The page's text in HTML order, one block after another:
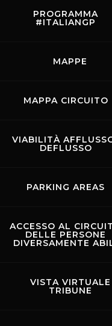
PROGRAMMA
#ITALIANGP
MAPPE
MAPPA CIRCUITO
VIABILITÀ
DEFLUSSO
PARKING AREAS
ACCESSO AL
DELLE PERSONE
DIVERSAMENTE
VISTA VIRTUALE
TRIBUNE
Links
Codice di
Copyright © 2026 Mugello
0558499111- All Rights